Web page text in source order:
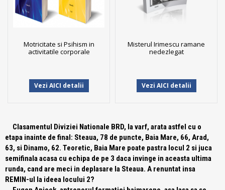
Motricitate si Psihism in
activitatile corporale
Vezi AICI detalii
Misterul Irimescu ramane
nedezlegat
Vezi AICI detalii
Clasamentul Diviziei Nationale BRD, la varf, arata astfel cu o
etapa inainte de final: Steaua, 78 de puncte, Baia Mare, 66, Arad,
63, si Dinamo, 62. Teoretic, Baia Mare poate pastra locul 2 si juca
semifinala acasa cu echipa de pe 3 daca invinge in aceasta ultima
runda, cand are meci in deplasare la Steaua. A renuntat insa
REMIN-ul la ideea locului 2?